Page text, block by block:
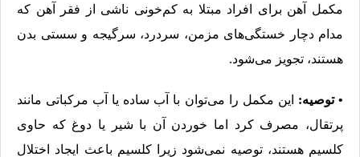
مکمل آهن برای افراد مبتلا به کم‌خونی ناشی از فقر آهن که
مدام دچار خستگی‌های مزمن، سردرد، سرگیجه و سستی بدن
هستند، تجویز می‌شود.
• توصیه: این مکمل را می‌توان با آب ساده یا آب مرکباتی مانند
پرتقال، مصرف کرد اما خوردن آن با شیر یا دوغ که حاوی
کلسیم هستند، توصیه نمی‌شود زیرا کلسیم باعث ایجاد اختلال